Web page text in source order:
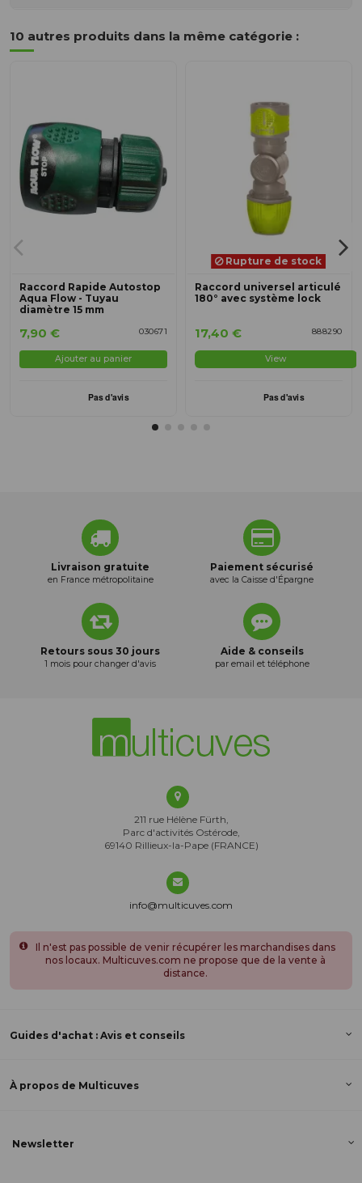
10 autres produits dans la même catégorie :
Raccord Rapide Autostop
Aqua Flow - Tuyau
diamètre 15 mm
030671
7,90 €
Ajouter au panier
Rupture de stock
Raccord universel articulé
180° avec système lock
888290
17,40 €
View
Livraison gratuite
en France métropolitaine
Paiement sécurisé
avec la Caisse d'Épargne
Retours sous 30 jours
1 mois pour changer d'avis
Aide & conseils
par email et téléphone
211 rue Hélène Fürth,
Parc d'activités Ostérode,
69140 Rillieux-la-Pape (FRANCE)
info@multicuves.com
Il n'est pas possible de venir récupérer les marchandises dans
nos locaux. Multicuves.com ne propose que de la vente à
distance.
Guides d'achat : Avis et conseils
À propos de Multicuves
Newsletter